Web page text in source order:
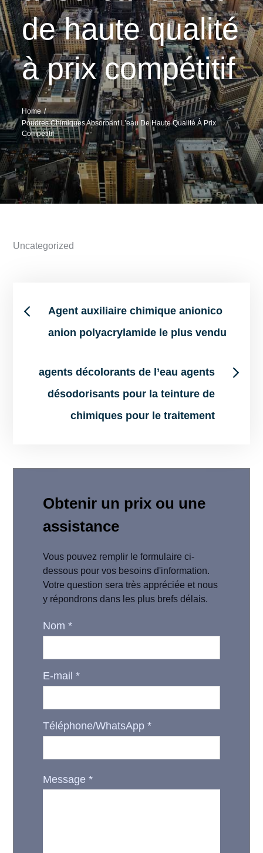
de haute qualité
à prix compétitif
Home
Poudres Chimiques Absorbant L’eau De Haute Qualité À Prix
Compétitif
Uncategorized
Post
navigation
Agent auxiliaire chimique anionico
anion polyacrylamide le plus vendu
agents décolorants de l’eau agents
désodorisants pour la teinture de
chimiques pour le traitement
Obtenir un prix ou une
assistance
Vous pouvez remplir le formulaire ci-
dessous pour vos besoins d'information.
Votre question sera très appréciée et nous
y répondrons dans les plus brefs délais.
Nom*
E-mail*
Téléphone/WhatsApp*
Message*